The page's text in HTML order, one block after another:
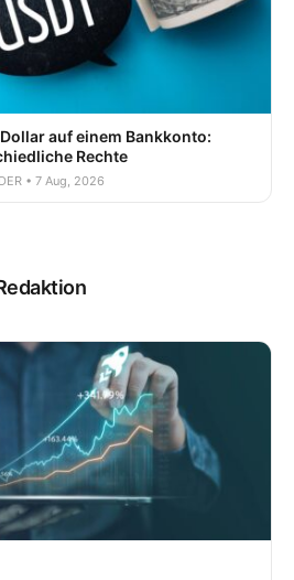
auf einem Bankkonto:
Rechte
• 7 Aug, 2026